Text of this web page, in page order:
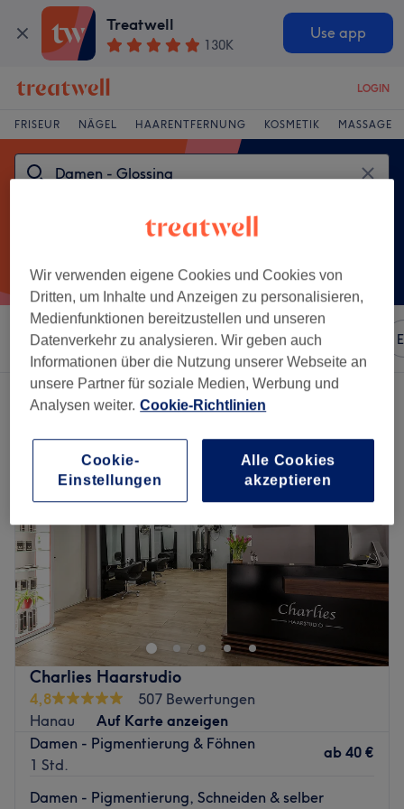
Treatwell
130K
Use app
LOGIN
FRISEUR NÄGEL HAARENTFERNUNG KOSMETIK MASSAGE
Sortieren nach Beliebiger Preis Marken
damen - glossing in Hanau
Charlies Haarstudio
4,8
507 Bewertungen
Hanau
Auf Karte anzeigen
Damen - Pigmentierung & Föhnen
1 Std.
ab 40 €
Damen - Pigmentierung, Schneiden & selber
Wir verwenden eigene Cookies und Cookies von
Dritten, um Inhalte und Anzeigen zu personalisieren,
Medienfunktionen bereitzustellen und unseren
Datenverkehr zu analysieren. Wir geben auch
Informationen über die Nutzung unserer Webseite an
unsere Partner für soziale Medien, Werbung und
Analysen weiter. Cookie-Richtlinien
Cookie-
Einstellungen
Alle Cookies
akzeptieren